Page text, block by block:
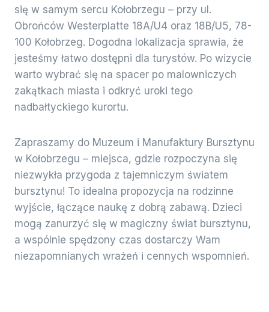
się w samym sercu Kołobrzegu – przy ul.
Obrońców Westerplatte 18A/U4 oraz 18B/U5, 78-
100 Kołobrzeg. Dogodna lokalizacja sprawia, że
jesteśmy łatwo dostępni dla turystów. Po wizycie
warto wybrać się na spacer po malowniczych
zakątkach miasta i odkryć uroki tego
nadbałtyckiego kurortu.
Zapraszamy do Muzeum i Manufaktury Bursztynu
w Kołobrzegu – miejsca, gdzie rozpoczyna się
niezwykła przygoda z tajemniczym światem
bursztynu! To idealna propozycja na rodzinne
wyjście, łączące naukę z dobrą zabawą. Dzieci
mogą zanurzyć się w magiczny świat bursztynu,
a wspólnie spędzony czas dostarczy Wam
niezapomnianych wrażeń i cennych wspomnień.